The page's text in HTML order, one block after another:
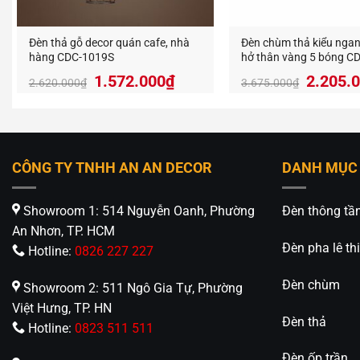
Không
phát ra
cũng
chắc
Đèn gổ
Đèn thả gỗ decor quán cafe, nhà
hàng CDC-1019S
2.620.000₫
Giá
2.620.000₫.
1.572.000₫Giá
hiện
là:
Đèn chùm thả kiểu
hở thân vàng 5 bóng
3.675.000₫ Giá
CÔNG TY TNHH AN AN DECOR
Showroom 1: 514 Nguyễn Oanh, Phường
An Nhơn, TP. HCM
Hotline: 0826 227 227
Showroom 2: 511 Ngô Gia Tự, Phường
Việt Hưng, TP. HN
Hotline: 0823 511 511
DANH
Đèn thông
Đèn pha lê
Đèn chùm
Đèn thả